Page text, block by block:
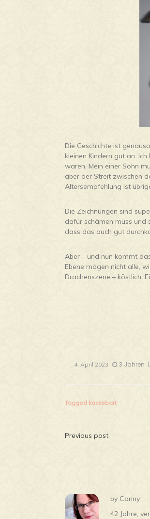
Die Geschichte ist
kleinen Kindern gut an.
waren. Mein einer Sohn
aber der Streit zwischen
Altersempfehlung ist
Die Zeichnungen sind
dafür schämen muss und
dass das auch gut
Aber – und nun kommt
Ebene mögen nicht alle,
Drachenszene – köstlich.
4. April 2023 3 Jahren
Tagged kackebart
Previous post
by Conny
42 Jahre,